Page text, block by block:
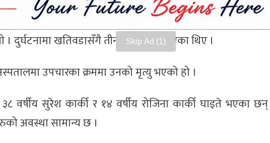
Skip Ad
सडक खण्डमा इटहरीबाट विराटनगरतर्फ आउँदै गरेको
दुर्घटनामा खतिवडासँगै तीन जना घाइते भएका थिए ।
उपचारका क्रममा उनको मृत्यु भएको हो ।
वर्षीय सुरेश कार्की र १४ वर्षीय रोजिना कार्की घाइते भएका
अवस्था सामान्य छ ।